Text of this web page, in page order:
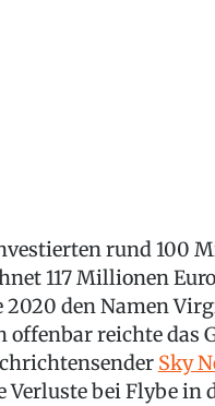
rund 100
117 Millionen
den Namen
offenbar reichte das
Sky
Verluste bei Flybe in